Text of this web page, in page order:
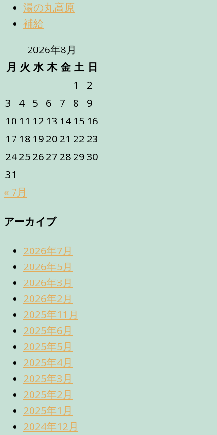
湯の丸高原
補給
2026年8月
月 火 水 木 金 土 日
1
2
3
4 5 6 7 8
9
10 11 12 13 14 15 16
17 18 19 20 21 22 23
2425 26 27 28 2930
31
« 7月
アーカイブ
2026年7月
2026年5月
2026年3月
2026年2月
2025年11月
2025年6月
2025年5月
2025年4月
2025年3月
2025年2月
2025年1月
2024年12月